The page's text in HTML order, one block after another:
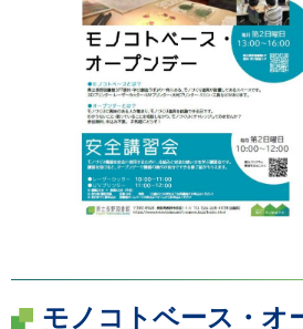
モノコトベース・オ